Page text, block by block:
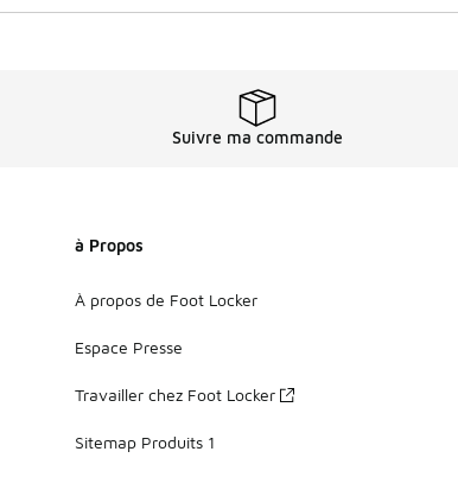
Suivre ma commande
à Propos
À propos de Foot Locker
Espace Presse
Travailler chez Foot Locker
Sitemap Produits 1